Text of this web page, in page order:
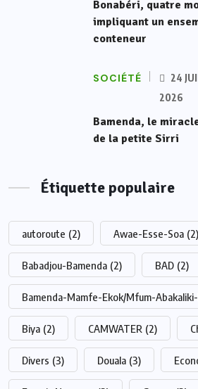
Bonabéri, quatre
impliquant un
conteneur
SOCIÉTÉ
24
2026
Bamenda, le
de la petite Sirri
Étiquette populaire
autoroute (2) Awae-Esse-Soa (2)
Babadjou-Bamenda (2) BAD (2)
Bamenda-Mamfe-Ekok/Mfum-
Biya (2) CAMWATER (2)
Divers (3) Douala (3)